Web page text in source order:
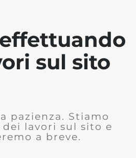
sul sito
pazienza. Stiamo
lavori sul sito e
a breve.